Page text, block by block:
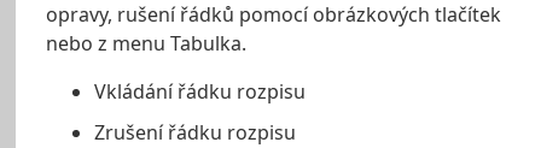
opravy, rušení řádků pomocí obrázkových tlačítek
nebo z menu Tabulka.
Vkládání řádku rozpisu
Zrušení řádku rozpisu